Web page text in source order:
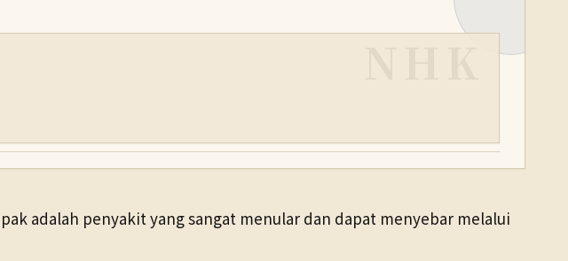
adalah penyakit yang sangat menular dan dapat menyebar melalui